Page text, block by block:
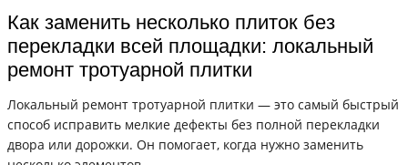
Как заменить несколько плиток без
перекладки всей площадки: локальный
ремонт тротуарной плитки
Локальный ремонт тротуарной плитки — это самый быстрый
способ исправить мелкие дефекты без полной перекладки
двора или дорожки. Он помогает, когда нужно заменить